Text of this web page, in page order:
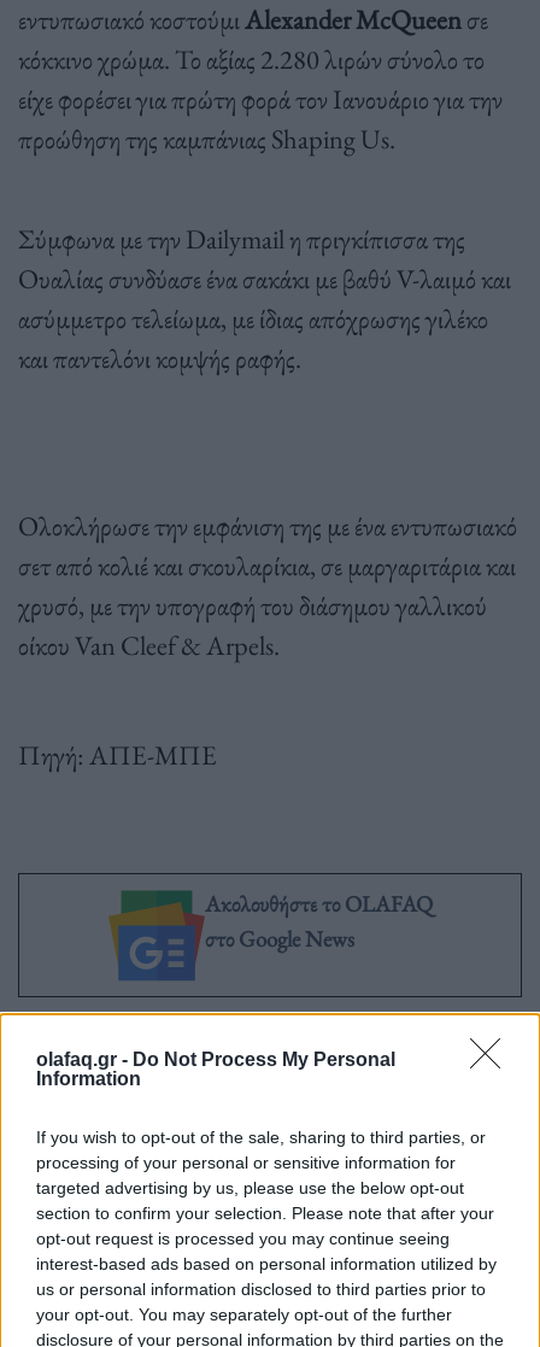
olafaq.gr - Do Not Process My Personal
Information
If you wish to opt-out of the sale, sharing to third parties, or
processing of your personal or sensitive information for
targeted advertising by us, please use the below opt-out
section to confirm your selection. Please note that after your
opt-out request is processed you may continue seeing
interest-based ads based on personal information utilized by
us or personal information disclosed to third parties prior to
your opt-out. You may separately opt-out of the further
disclosure of your personal information by third parties on the
εντυπωσιακό κοστούμιAlexanderMcQueenσε
κόκκινο χρώμα. Το αξίας 2.280 λιρών σύνολο το
είχε φορέσει για πρώτη φορά τον Ιανουάριο για την
προώθηση της καμπάνιας Shaping Us.
Σύμφωνα με την Dailymail η πριγκίπισσα της
Ουαλίας συνδύασε ένα σακάκι με βαθύ V-λαιμό και
ασύμμετρο τελείωμα, με ίδιας απόχρωσης γιλέκο
και παντελόνι κομψής ραφής.
Ολοκλήρωσε την εμφάνιση της με ένα εντυπωσιακό
σετ από κολιέ και σκουλαρίκια, σε μαργαριτάρια και
χρυσό, με την υπογραφή του διάσημου γαλλικού
οίκου Van Cleef & Arpels.
Πηγή: ΑΠΕ-ΜΠΕ
Ακολουθήστε το OLAFAQ
στο Google News
Ετικέτες :Alexander McQueen ,Ηνωμένο Βασίλειο,Κέιτ Μίντλετον
πριγκίπισσα της Ουαλίας
Στέψη Καρόλου